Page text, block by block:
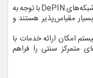
شبکه‌های DePIN با توجه به
مقیاس‌پذیر هستند و
امکان ارائه خدمات با
متمرکز سنتی را فراهم